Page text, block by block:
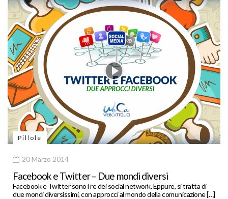
Pillole
20 Marzo 2014
Facebook e Twitter – Due mondi diversi
Facebook e Twitter sono i re dei social network. Eppure, si tratta di
due mondi diversissimi, con approcci al mondo della comunicazione […]